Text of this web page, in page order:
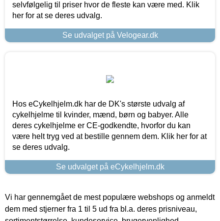
selvfølgelig til priser hvor de fleste kan være med. Klik
her for at se deres udvalg.
Se udvalget på Velogear.dk
Hos eCykelhjelm.dk har de DK's største udvalg af
cykelhjelme til kvinder, mænd, børn og babyer. Alle
deres cykelhjelme er CE-godkendte, hvorfor du kan
være helt tryg ved at bestille gennem dem. Klik her for at
se deres udvalg.
Se udvalget på eCykelhjelm.dk
Vi har gennemgået de mest populære webshops og anmeldt
dem med stjerner fra 1 til 5 ud fra bl.a. deres prisniveau,